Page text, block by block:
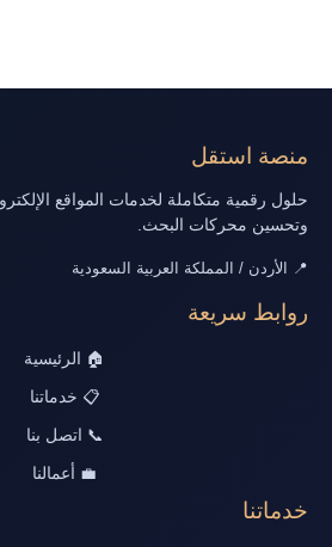
منصة استقل
حلول رقمية متكاملة لخدمات المواقع
وتحسين محركات البحث.
📍 الأردن / المملكة العربية السعودية
روابط سريعة
🏠 الرئيسية
📋 خدماتنا
📞 اتصل بنا
💼 أعمالنا
خدماتنا